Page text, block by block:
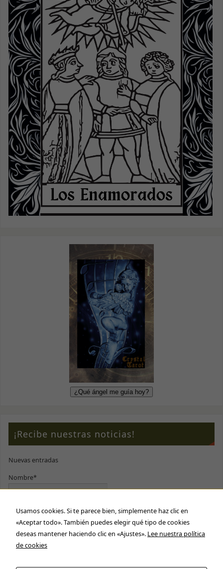
¡Recibe nuestras noticias!
Nuevas entradas
Nombre*
E-mail*
Por favor, acepta nuestra
Usamos cookies. Si te parece bien, simplemente haz clic en
«Aceptar todo». También puedes elegir qué tipo de cookies
deseas mantener haciendo clic en «Ajustes». Lee nuestra política
de cookies